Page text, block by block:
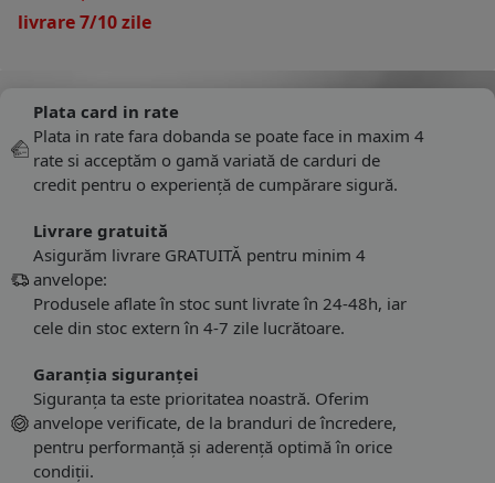
livrare 7/10 zile
Plata card in rate
Plata in rate fara dobanda se poate face in maxim 4
rate si acceptăm o gamă variată de carduri de
credit pentru o experiență de cumpărare sigură.
Livrare gratuită
Asigurăm livrare GRATUITĂ pentru minim 4
anvelope:
Produsele aflate în stoc sunt livrate în 24-48h, iar
cele din stoc extern în 4-7 zile lucrătoare.
Garanția siguranței
Siguranța ta este prioritatea noastră. Oferim
anvelope verificate, de la branduri de încredere,
pentru performanță și aderență optimă în orice
condiții.